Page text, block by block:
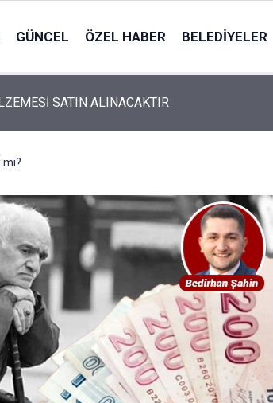
GÜNCEL ÖZEL HABER BELEDIYELER
SATIN ALINACAKTIR
mi?